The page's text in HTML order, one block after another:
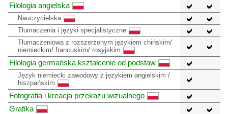
Filologia angielska
Nauczycielska
Tłumaczenia i języki specjalistyczne
Tłumaczeniowa z rozszerzonym językiem chińskim/
niemieckim/ francuskim/ rosyjskim
Filologia germańska kształcenie od podstaw
Język niemiecki zawodowy z językiem angielskim /
hiszpańskim
Fotografia i kreacja przekazu wizualnego
Grafika